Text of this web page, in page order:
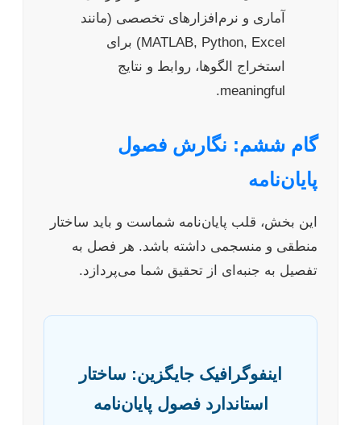
آماری و نرم‌افزارهای تخصصی (مانند
MATLAB, Python, Excel) برای
استخراج الگوها، روابط و نتایج
meaningful.
گام ششم: نگارش فصول
پایان‌نامه
این بخش، قلب پایان‌نامه شماست و باید ساختار
منطقی و منسجمی داشته باشد. هر فصل به
تفصیل به جنبه‌ای از تحقیق شما می‌پردازد.
اینفوگرافیک جایگزین: ساختار
استاندارد فصول پایان‌نامه